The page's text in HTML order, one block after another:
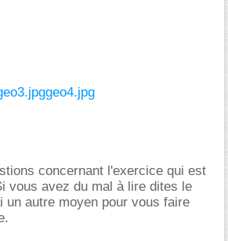
geo4.jpg
concernant l'exercice qui est
vous avez du mal à lire dites le
un autre moyen pour vous faire